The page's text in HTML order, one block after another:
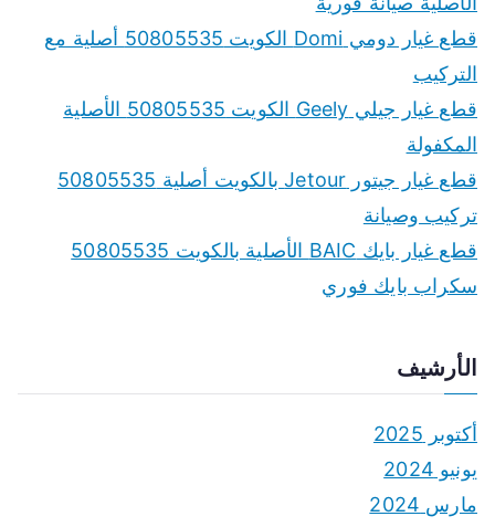
قطع غيار دومي Domi الكويت 50805535 أصلية مع
التركيب
قطع غيار جيلي Geely الكويت 50805535 الأصلية
المكفولة
قطع غيار جيتور Jetour بالكويت أصلية 50805535
تركيب وصيانة
قطع غيار بايك BAIC الأصلية بالكويت 50805535
سكراب بايك فوري
الأرشيف
أكتوبر 2025
يونيو 2024
مارس 2024